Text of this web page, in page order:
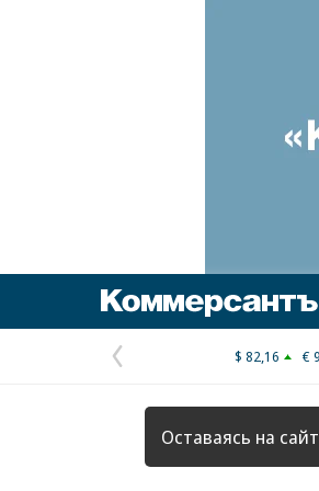
Предыдущая
страница
$ 82,16 €
Оставаясь на